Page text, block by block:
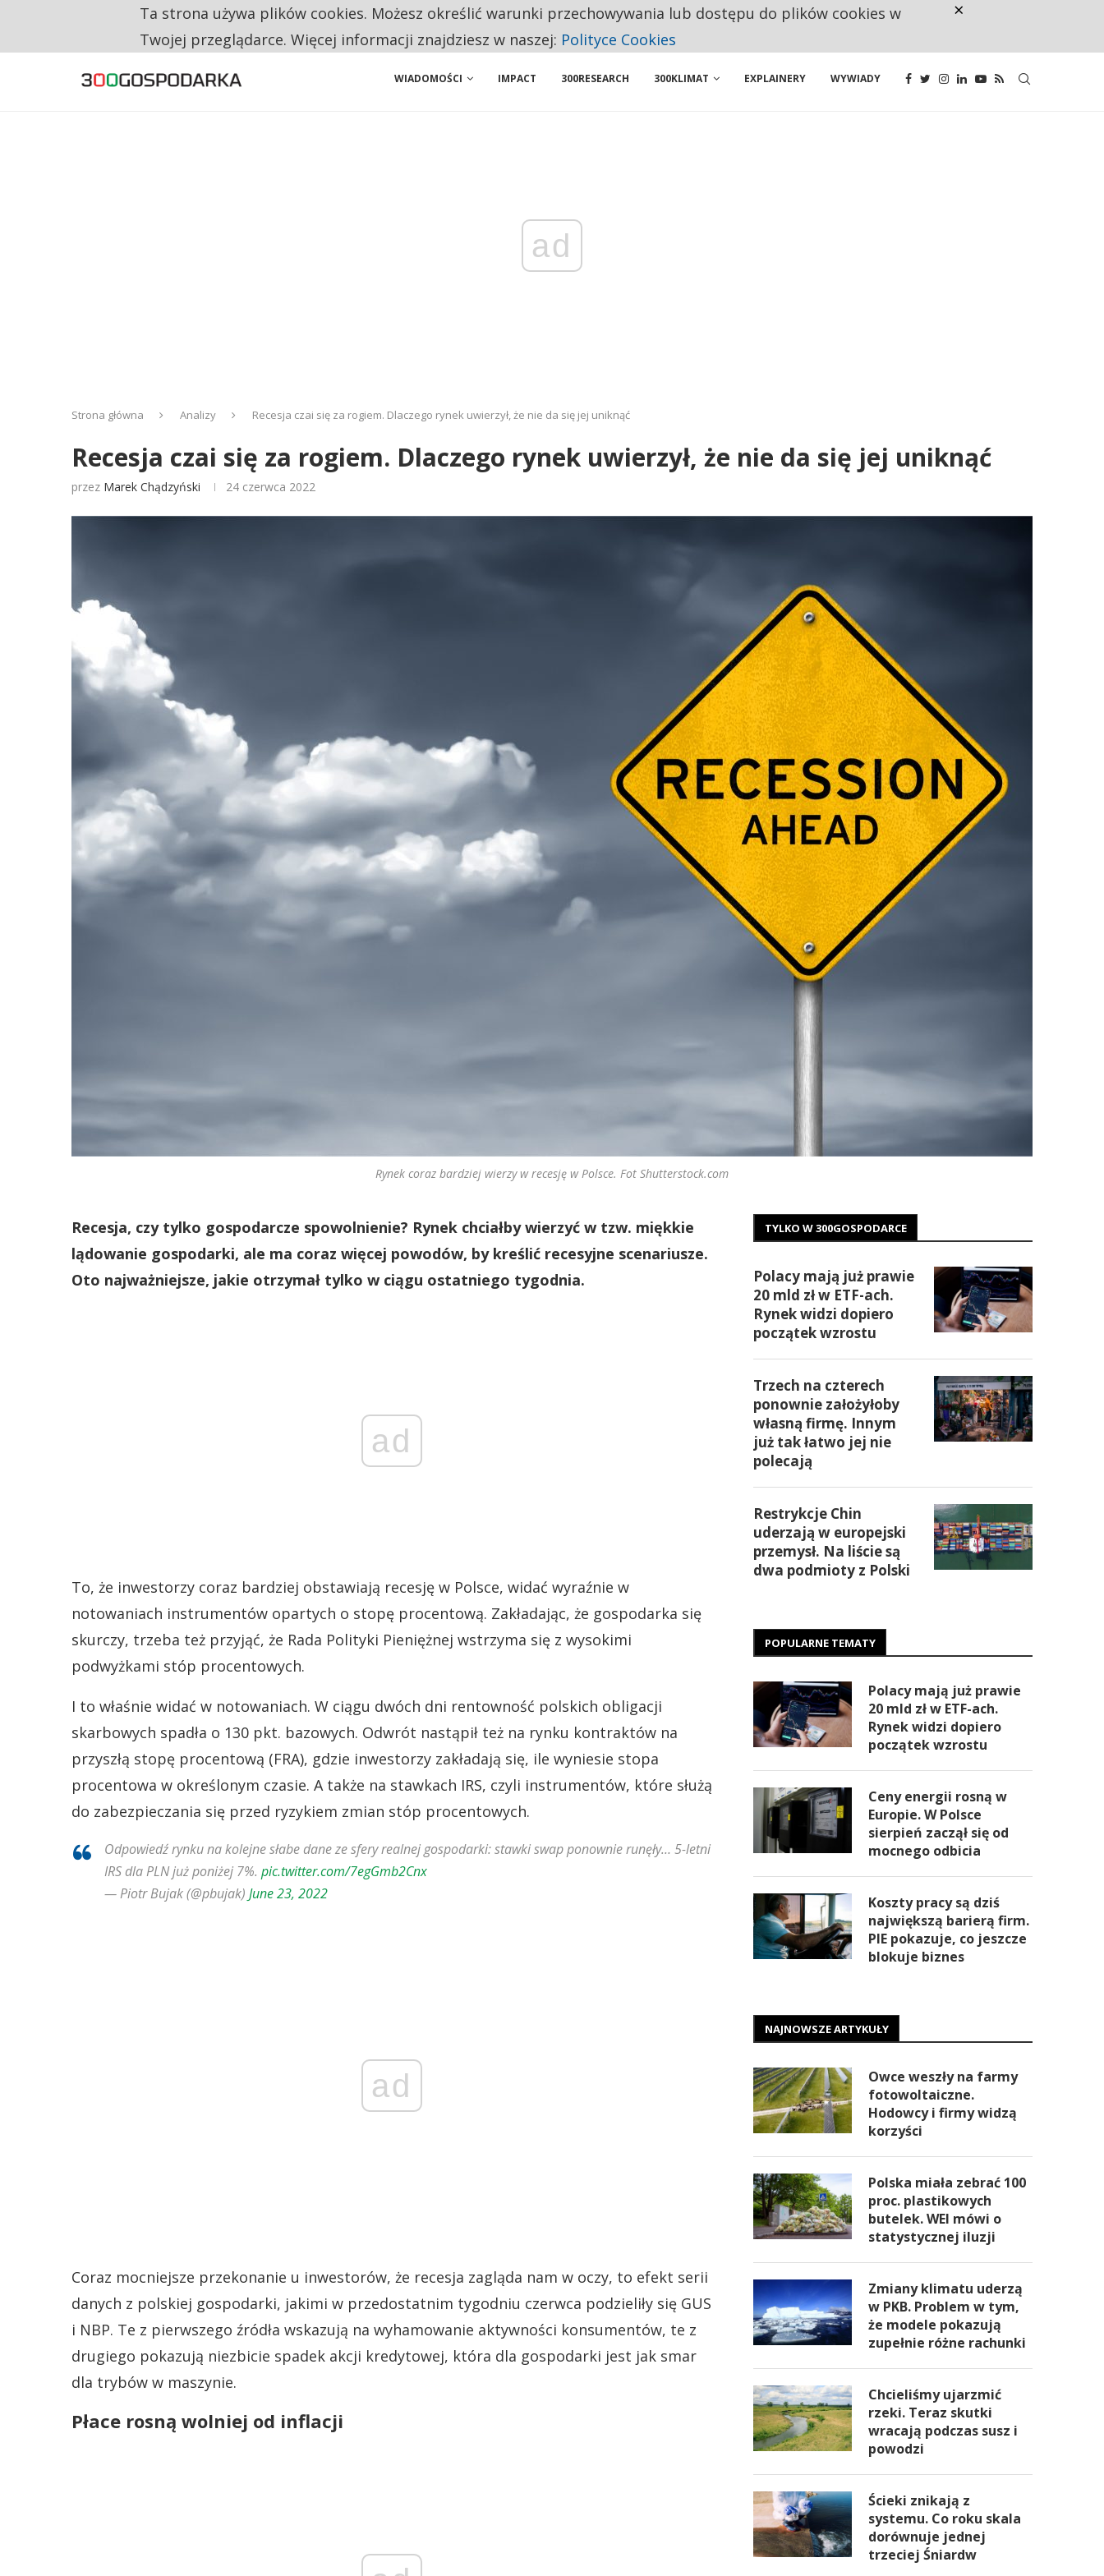
RESTRYKCJE CHIN UDERZAJĄ W EUROPEJSKI PRZEMYSŁ. NA LIŚCIE SĄ DWA PODMIOTY Z POLSKI
WIADOMOŚCI IMPACT 300RESEARCH 300KLIMAT EXPLAINERY WYWIADY
ad
Strona główna Analizy Recesja czai się za rogiem. Dlaczego rynek uwierzył, że nie da się jej uniknąć
Recesja czai się za rogiem. Dlaczego rynek uwierzył, że nie da się jej uniknąć
przez Marek Chądzyński 24 czerwca 2022
Rynek coraz bardziej wierzy w recesję w Polsce. Fot Shutterstock.com
Recesja, czy tylko gospodarcze spowolnienie? Rynek chciałby wierzyć w tzw. miękkie
lądowanie gospodarki, ale ma coraz więcej powodów, by kreślić recesyjne scenariusze.
Oto najważniejsze, jakie otrzymał tylko w ciągu ostatniego tygodnia.
ad
To, że inwestorzy coraz bardziej obstawiają recesję w Polsce, widać wyraźnie w
notowaniach instrumentów opartych o stopę procentową. Zakładając, że gospodarka się
skurczy, trzeba też przyjąć, że Rada Polityki Pieniężnej wstrzyma się z wysokimi
podwyżkami stóp procentowych.
I to właśnie widać w notowaniach. W ciągu dwóch dni rentowność polskich obligacji
skarbowych spadła o 130 pkt. bazowych. Odwrót nastąpił też na rynku kontraktów na
przyszłą stopę procentową (FRA), gdzie inwestorzy zakładają się, ile wyniesie stopa
procentowa w określonym czasie. A także na stawkach IRS, czyli instrumentów, które służą
do zabezpieczania się przed ryzykiem zmian stóp procentowych.
Odpowiedź rynku na kolejne słabe dane ze sfery realnej gospodarki: stawki swap ponownie runęły… 5-letni
IRS dla PLN już poniżej 7%. pic.twitter.com/7egGmb2Cnx
— Piotr Bujak (@pbujak) June 23, 2022
ad
Coraz mocniejsze przekonanie u inwestorów, że recesja zagląda nam w oczy, to efekt serii
danych z polskiej gospodarki, jakimi w przedostatnim tygodniu czerwca podzieliły się GUS
i NBP. Te z pierwszego źródła wskazują na wyhamowanie aktywności konsumentów, te z
drugiego pokazują niezbicie spadek akcji kredytowej, która dla gospodarki jest jak smar
dla trybów w maszynie.
Płace rosną wolniej od inflacji
TYLKO W 300GOSPODARCE
Polacy mają już prawie
20 mld zł w ETF-ach.
Rynek widzi dopiero
początek wzrostu
Trzech na czterech
ponownie założyłoby
własną firmę. Innym
już tak łatwo jej nie
polecają
Restrykcje Chin
uderzają w europejski
przemysł. Na liście są
dwa podmioty z Polski
POPULARNE TEMATY
Polacy mają już prawie
20 mld zł w ETF-ach.
Rynek widzi dopiero
początek wzrostu
Ceny energii rosną w
Europie. W Polsce
sierpień zaczął się od
mocnego odbicia
Koszty pracy są dziś
największą barierą firm.
PIE pokazuje, co jeszcze
blokuje biznes
NAJNOWSZE ARTYKUŁY
Owce weszły na farmy
fotowoltaiczne.
Hodowcy i firmy widzą
korzyści
Polska miała zebrać 100
proc. plastikowych
butelek. WEI mówi o
statystycznej iluzji
Zmiany klimatu uderzą
w PKB. Problem w tym,
że modele pokazują
zupełnie różne rachunki
Chcieliśmy ujarzmić
rzeki. Teraz skutki
wracają podczas susz i
powodzi
Ścieki znikają z
systemu. Co roku skala
dorównuje jednej
trzeciej Śniardw
Ta strona używa plików cookies. Możesz określić warunki przechowywania lub dostępu do plików cookies w
Twojej przeglądarce. Więcej informacji znajdziesz w naszej: Polityce Cookies
×